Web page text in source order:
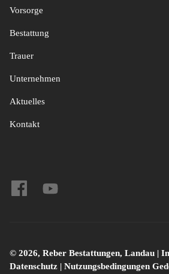
Vorsorge
Bestattung
Trauer
Unternehmen
Aktuelles
Kontakt
© 2026, Reber Bestattungen, Landau |
Datenschutz | Nutzungsbedingungen